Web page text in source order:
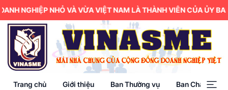
NHỎ VÀ VỪA VIỆT NAM LÀ THÀNH VIÊN CỦA ỦY BAN
Trang chủ Giới thiệu Ban Thường vụ Ban Chấp hành